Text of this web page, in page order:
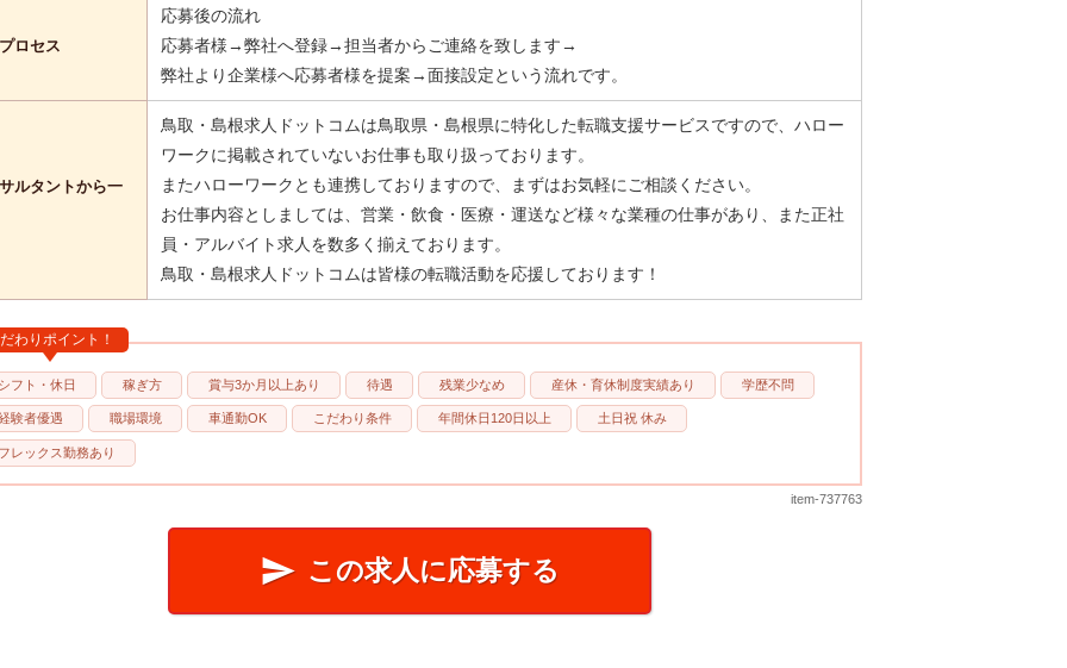
ロセス
応募後の流れ
応募者様→弊社へ登録→担当者からご連絡を致します→
弊社より企業様へ応募者様を提案→面接設定という流れです。
ルタントから一
鳥取・島根求人ドットコムは鳥取県・島根県に特化した転職支援サービスですので、ハロー
ワークに掲載されていないお仕事も取り扱っております。
またハローワークとも連携しておりますので、まずはお気軽にご相談ください。
お仕事内容としましては、営業・飲食・医療・運送など様々な業種の仕事があり、また正社
員・アルバイト求人を数多く揃えております。
鳥取・島根求人ドットコムは皆様の転職活動を応援しております！
シフト・休日 稼ぎ方 賞与3か月以上あり 待遇 残業少なめ 産休・育休制度実績あり 学歴不問
験者優遇 職場環境 車通勤OK こだわり条件 年間休日120日以上 土日祝 休み
フレックス勤務あり
わりポイント！
item-737763
 この求人に応募する